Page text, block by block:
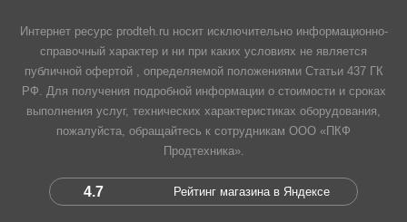
Интернет ресурс prodteh.ru носит исключительно информационно-
справочный характер и ни при каких условиях не является
публичной офертой , определяемой положениями Статьи 437 ГК
РФ. Для получения подробной информации о стоимости и сроках
выполнения услуг, технических характеристиках оборудования,
пожалуйста, обращайтесь к сотрудникам ООО «ПКФ
Продтехника».
4.7 Рейтинг магазина в Яндексе